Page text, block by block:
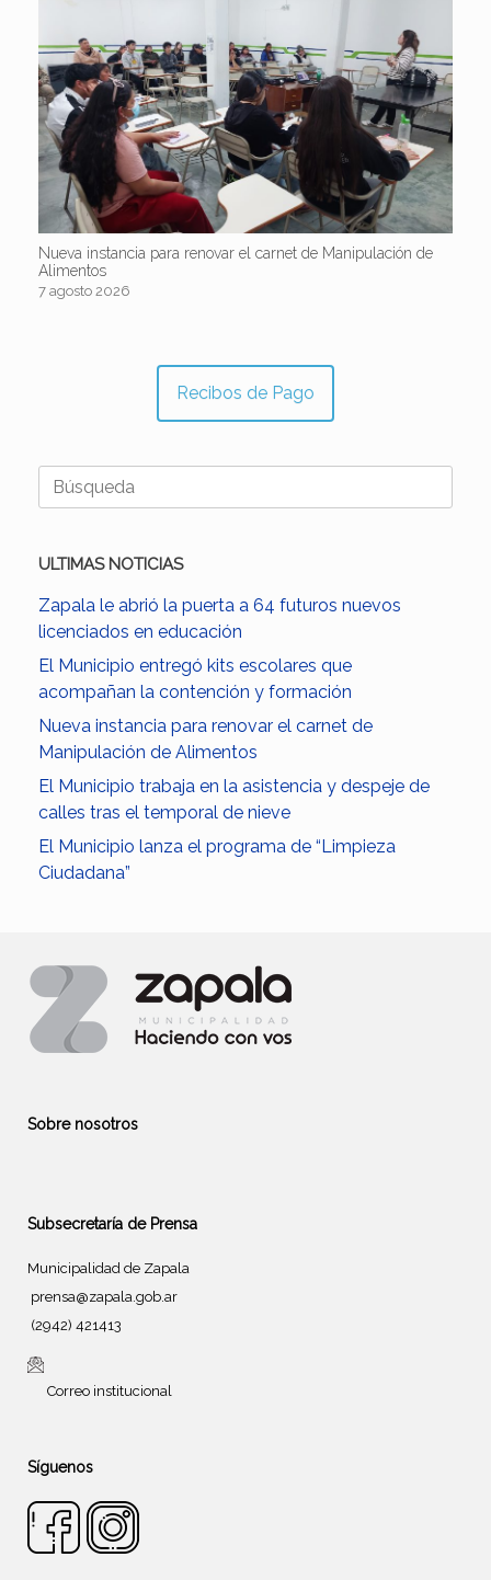
Nueva instancia para renovar el carnet de Manipulación de
Alimentos
7 agosto 2026
Recibos de Pago
Buscar:
ULTIMAS NOTICIAS
Zapala le abrió la puerta a 64 futuros nuevos
licenciados en educación
El Municipio entregó kits escolares que
acompañan la contención y formación
Nueva instancia para renovar el carnet de
Manipulación de Alimentos
El Municipio trabaja en la asistencia y despeje de
calles tras el temporal de nieve
El Municipio lanza el programa de “Limpieza
Ciudadana”
Sobre nosotros
Subsecretaría de Prensa
Municipalidad de Zapala
prensa@zapala.gob.ar
(2942) 421413
Correo institucional
Síguenos